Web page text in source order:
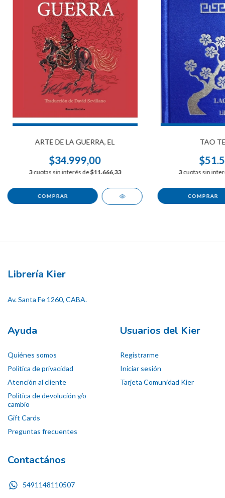
ARTE DE LA GUERRA, EL
$34.999,00
3cuotas sin interés de$11.666,33
TAO
3cuotas sin
Librería Kier
Av. Santa Fe 1260, CABA.
Ayuda
Quiénes somos
Política de privacidad
Atención al cliente
Política de devolución y/o
cambio
Gift Cards
Preguntas frecuentes
Usuarios del Kier
Registrarme
Iniciar sesión
Tarjeta Comunidad Kier
Contactános
5491148110507